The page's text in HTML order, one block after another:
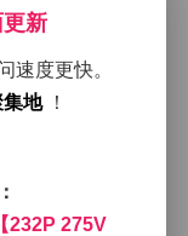
一件浅蓝色的
了灯光的角
侧脸能够捕捉
发吹得略微凌
她站在礁石上
新
速度更快。
集地 ！
232P 275V